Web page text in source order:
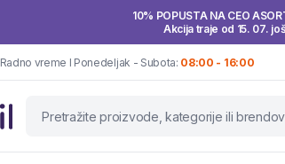
10% POPUSTA NA CEO
Akcija traje od 15. 07.
Radno vreme I Ponedeljak - Subota: 08:00 - 16:00